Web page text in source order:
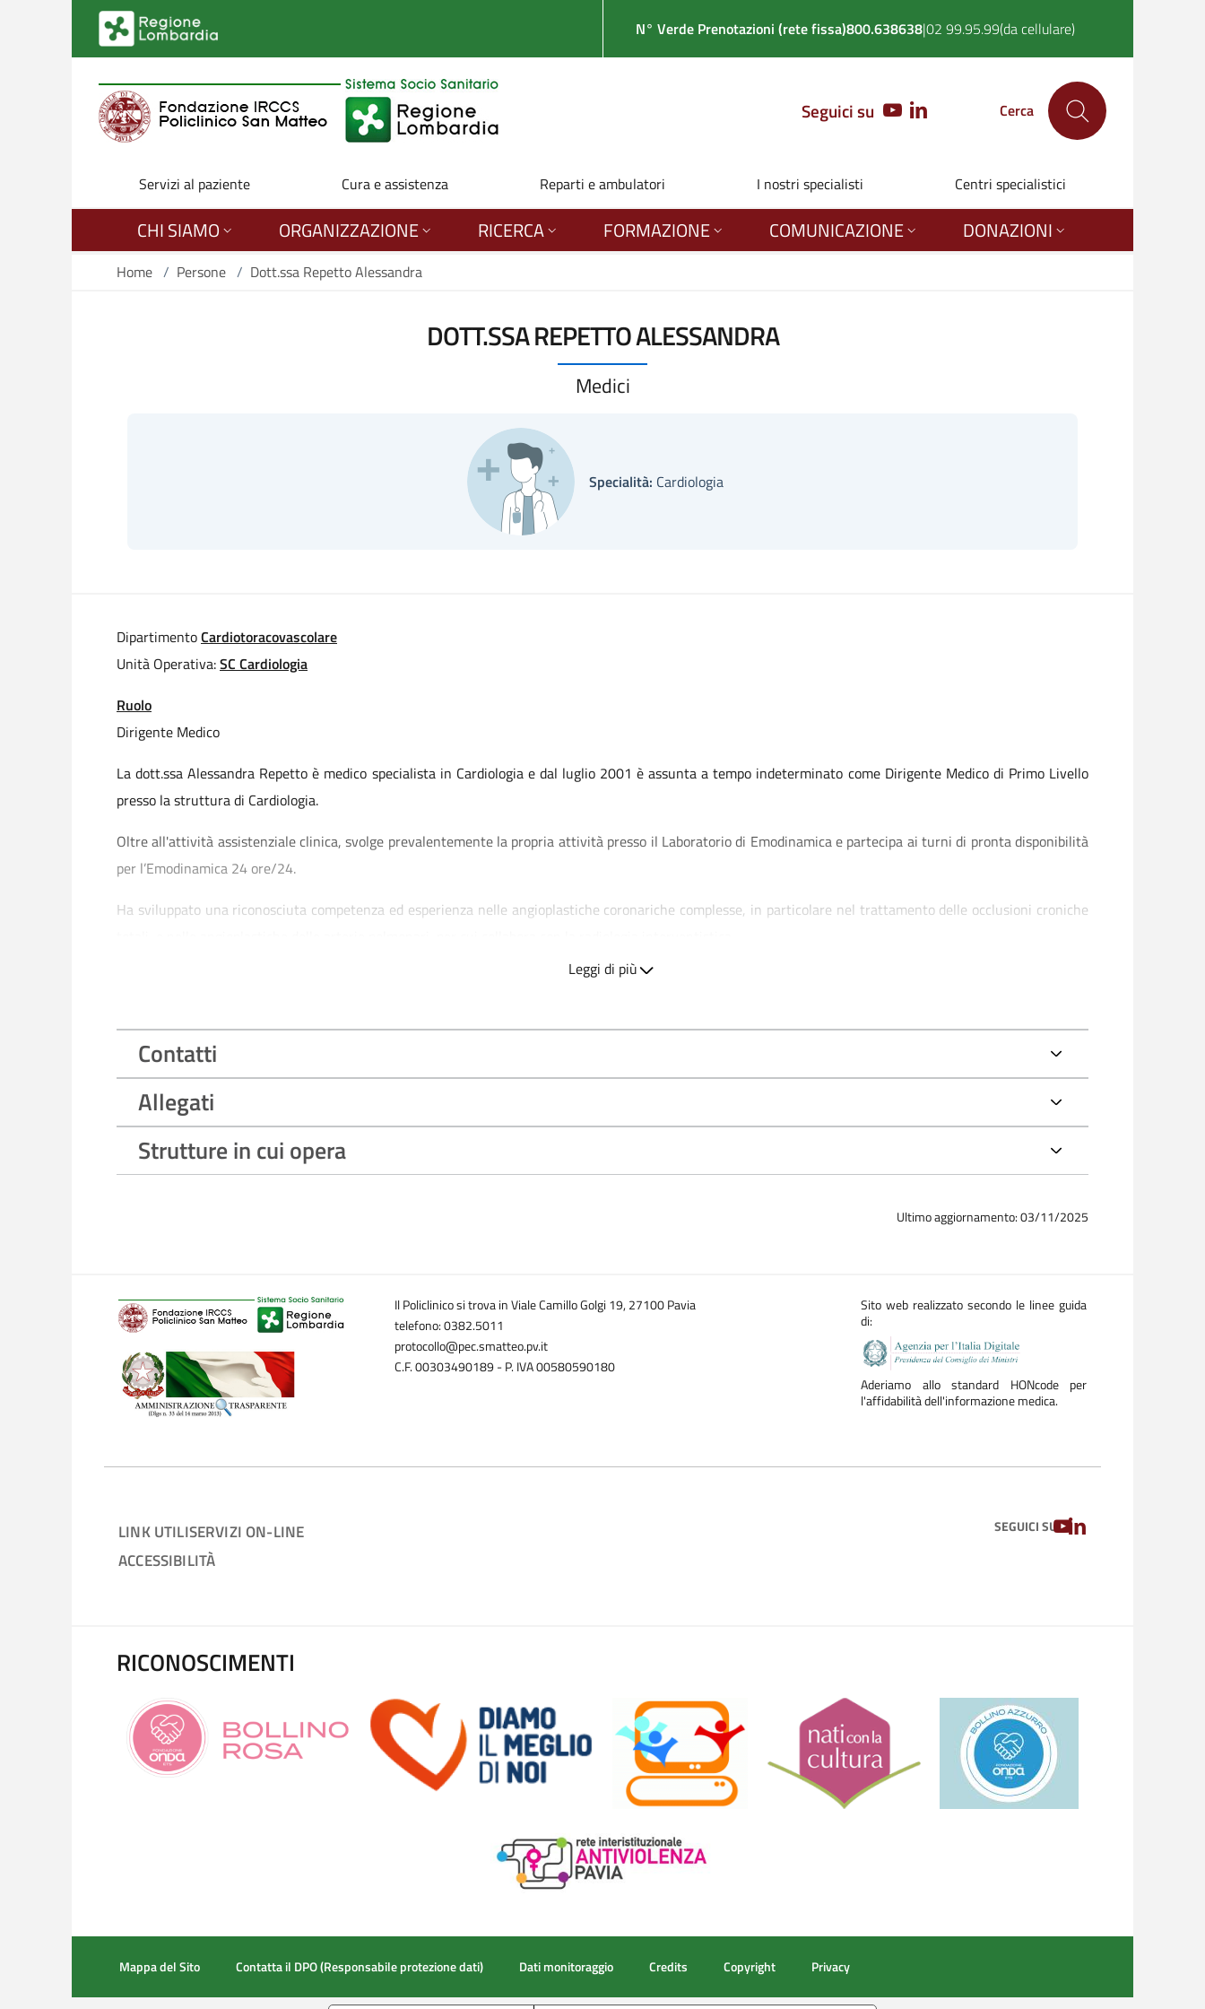
Salta al contenuto principale
N° Verde Prenotazioni (rete fissa)800.638638|02 99.95.99(da cellulare)
Seguici su YOUTUBELINKEDIN Cerca
Servizi al paziente Cura e assistenza Reparti e ambulatori I nostri specialisti Centri specialistici
CHI SIAMO ORGANIZZAZIONE RICERCA FORMAZIONE COMUNICAZIONE DONAZIONI
Home / Persone / Dott.ssa Repetto Alessandra
DOTT.SSA REPETTO ALESSANDRA
Medici
Specialità: Cardiologia
DipartimentoCardiotoracovascolare
Unità Operativa:SC Cardiologia
Ruolo
Dirigente Medico
La dott.ssa Alessandra Repetto è medico specialista in Cardiologia e dal luglio 2001 è assunta a tempo indeterminato come Dirigente Medico di Primo Livello
presso la struttura di Cardiologia.
Oltre all'attività assistenziale clinica, svolge prevalentemente la propria attività presso il Laboratorio di Emodinamica e partecipa ai turni di pronta disponibilità
per l’Emodinamica 24 ore/24.
Ha sviluppato una riconosciuta competenza ed esperienza nelle angioplastiche coronariche complesse, in particolare nel trattamento delle occlusioni croniche
Ha contribuito ad oltre 300 pubblicazioni scientifiche, di cui 75 su riviste a controllo redazionale, nell'ambito dei settori di ricerca relativi a cardiopatia
E' fellow dell'Associazione Nazionale Medici Cardiologi Ospedalieri e della Società Italiana di Cardiologia Interventistica.
Ha partecipato in qualità di Co-Investigatore a Trial Clinici Nazionali ed Internazionali.
Leggi di più
Contatti
Allegati
Strutture in cui opera
Ultimo aggiornamento: 03/11/2025
Il Policlinico si trova in Viale Camillo Golgi 19, 27100 Pavia
telefono: 0382.5011
protocollo@pec.smatteo.pv.it
C.F. 00303490189 - P. IVA 00580590180
Sito web realizzato secondo le linee guida
di:
Aderiamo allo standard HONcode per
l'affidabilità dell'informazione medica.
LINK UTILISERVIZI ON-LINE
ACCESSIBILITÀ
SEGUICI SUYOUTUBE
LINKEDIN
RICONOSCIMENTI
Mappa del Sito Contatta il DPO (Responsabile protezione dati) Dati monitoraggio Credits Copyright Privacy